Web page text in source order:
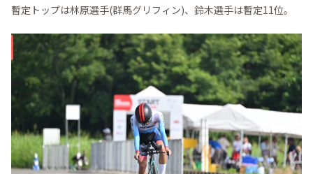
暫定トップは林原選手(群馬グリフィン)、鈴木選手は暫定11位。